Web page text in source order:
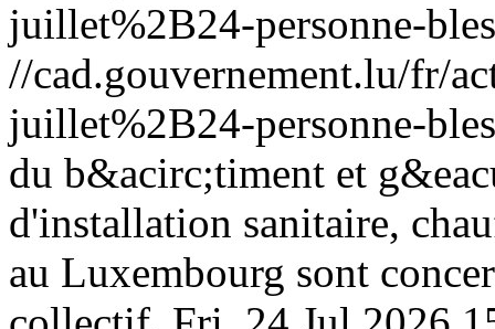
juillet%2B24-personne-
//cad.gouvernement.lu/fr/
juillet%2B24-personne-
du b&acirc;timent et
d'installation sanitaire,
au Luxembourg sont